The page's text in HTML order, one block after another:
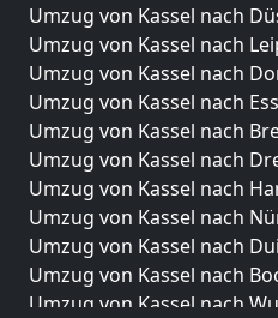
Umzug von Kassel nach
Umzug von Kassel nach
Umzug von Kassel nach
Umzug von Kassel nach
Umzug von Kassel nach
Umzug von Kassel nach
Umzug von Kassel nach
Umzug von Kassel nach
Umzug von Kassel nach
Umzug von Kassel nach
Umzug von Kassel nach